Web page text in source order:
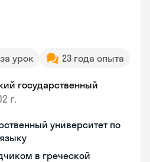
урок 23 года опыта
государственный
г.
университет по
в греческой